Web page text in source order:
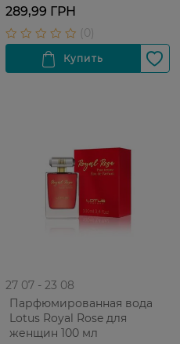
289,99 ГРН
27 07 - 23 08
Парфюмированная вода
Lotus Royal Rose для
женщин 100 мл